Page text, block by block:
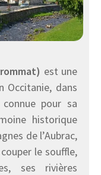
est une
Occitanie, dans
pour sa
historique
de l’Aubrac,
le souffle,
ses rivières